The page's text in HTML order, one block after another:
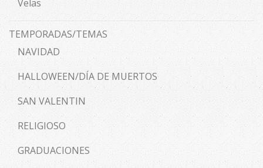
Velas
TEMPORADAS/TEMAS
NAVIDAD
HALLOWEEN/DÍA DE MUERTOS
SAN VALENTIN
RELIGIOSO
GRADUACIONES